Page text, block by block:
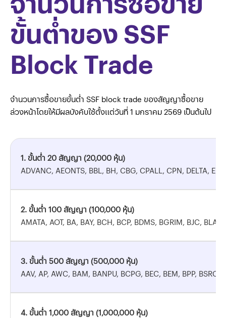
ขั้นต่ำของ SSF
Block Trade
จำนวนการซื้อขายขั้นต่ำ SSF block trade ของสัญญาซื้อขาย
ล่วงหน้าโดยให้มีผลบังคับใช้ตั้งแต่วันที่ 1 มกราคม 2569 เป็นต้นไป
1. ขั้นต่ำ 20 สัญญา (20,000 หุ้น)
ADVANC, AEONTS, BBL, BH, CBG, CPALL, CPN, DELTA,
2. ขั้นต่ำ 100 สัญญา (100,000 หุ้น)
AMATA, AOT, BA, BAY, BCH, BCP, BDMS, BGRIM, BJC,
3. ขั้นต่ำ 500 สัญญา (500,000 หุ้น)
AAV, AP, AWC, BAM, BANPU, BCPG, BEC, BEM, BPP,
4. ขั้นต่ำ 1,000 สัญญา (1,000,000 หุ้น)